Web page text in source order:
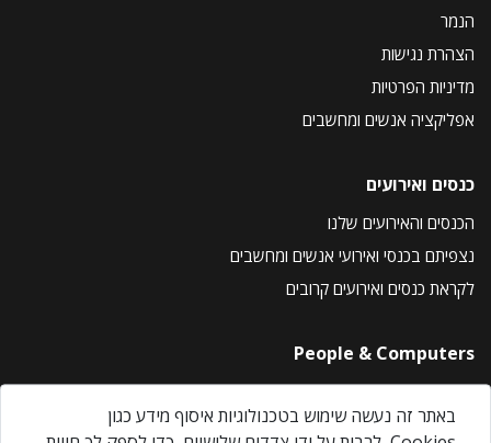
הנמר
הצהרת נגישות
מדיניות הפרטיות
אפליקציה אנשים ומחשבים
כנסים ואירועים
הכנסים והאירועים שלנו
נצפיתם בכנסי ואירועי אנשים ומחשבים
לקראת כנסים ואירועים קרובים
People & Computers
About Us
Privacy Policy
באתר זה נעשה שימוש בטכנולוגיות איסוף מידע כגון